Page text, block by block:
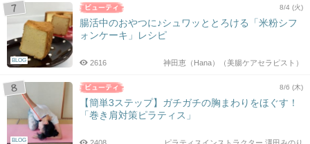
BLOG
8/4 (火)
腸活中のおやつに♪シュワッととろける「米粉シフ
ォンケーキ」レシピ
神田恵（Hana）（美腸ケアセラピスト）
2616
BLOG
8/6 (木)
【簡単3ステップ】ガチガチの胸まわりをほぐす！
「巻き肩対策ピラティス」